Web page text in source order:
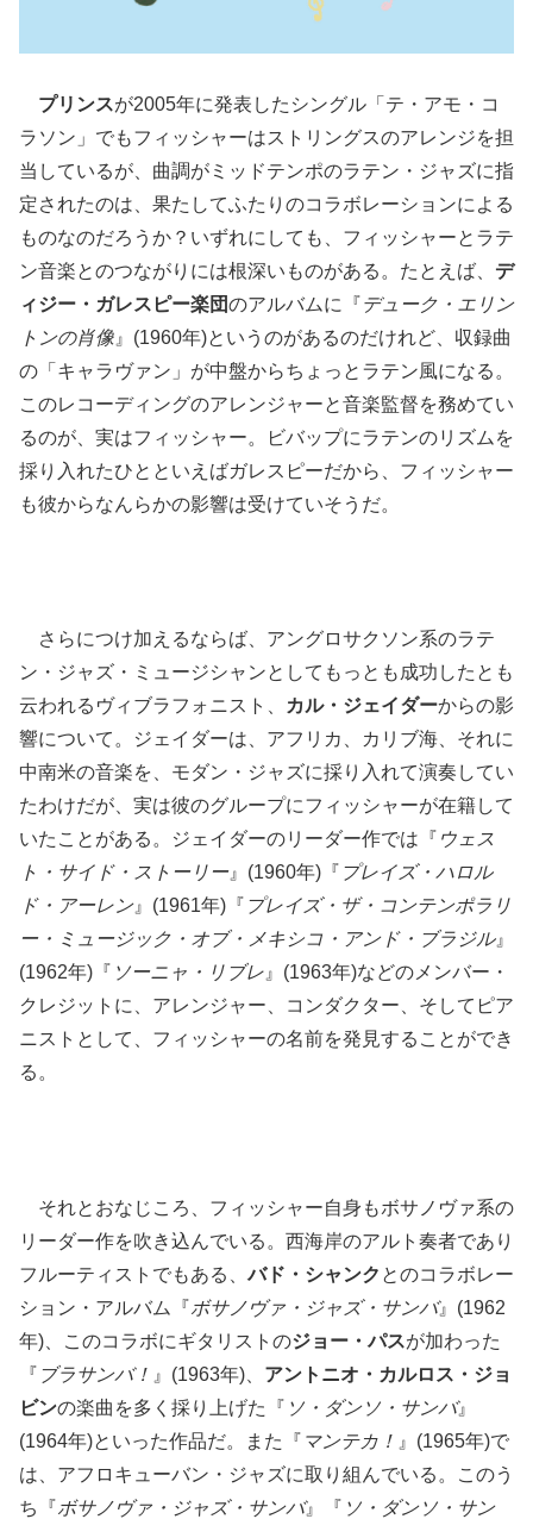
プリンスが2005年に発表したシングル「テ・アモ・コ
ラソン」でもフィッシャーはストリングスのアレンジを担
当しているが、曲調がミッドテンポのラテン・ジャズに指
定されたのは、果たしてふたりのコラボレーションによる
ものなのだろうか？いずれにしても、フィッシャーとラテ
ン音楽とのつながりには根深いものがある。たとえば、 デ
ィジー・ガレスピー楽団のアルバムに『デューク・エリン
トンの肖像 』(1960年)というのがあるのだけれど、収録曲
の「キャラヴァン」が中盤からちょっとラテン風になる。
このレコーディングのアレンジャーと音楽監督を務めてい
るのが、実はフィッシャー。ビバップにラテンのリズムを
採り入れたひとといえばガレスピーだから、フィッシャー
も彼からなんらかの影響は受けていそうだ。
さらにつけ加えるならば、アングロサクソン系のラテ
ン・ジャズ・ミュージシャンとしてもっとも成功したとも
云われるヴィブラフォニスト、
カル・ジェイダーからの影
響について。ジェイダーは、アフリカ、カリブ海、それに
中南米の音楽を、モダン・ジャズに採り入れて演奏してい
たわけだが、実は彼のグループにフィッシャーが在籍して
いたことがある。ジェイダーのリーダー作では『 ウェス
ト・サイド・ストーリー』(1960年)『 プレイズ・ハロル
ド・アーレン』(1961年)『 プレイズ・ザ・コンテンポラリ
ー・ミュージック・オブ・メキシコ・アンド・ブラジル』
(1962年)『 ソーニャ・リブレ 』(1963年)などのメンバー・
クレジットに、アレンジャー、コンダクター、そしてピア
ニストとして、フィッシャーの名前を発見することができ
る。
それとおなじころ、フィッシャー自身もボサノヴァ系の
リーダー作を吹き込んでいる。西海岸のアルト奏者であり
フルーティストでもある、バド・シャンク とのコラボレー
ション・アルバム『ボサノヴァ・ジャズ・サンバ』(1962
年)、このコラボにギタリストのジョー・パスが加わった
『 ブラサンバ！ 』(1963年)、 アントニオ・カルロス・ジョ
ビンの楽曲を多く採り上げた『 ソ・ダンソ・サンバ』
(1964年)といった作品だ。また『 マンテカ！ 』(1965年)で
は、アフロキューバン・ジャズに取り組んでいる。このう
ち『ボサノヴァ・ジャズ・サンバ』『 ソ・ダンソ・サン